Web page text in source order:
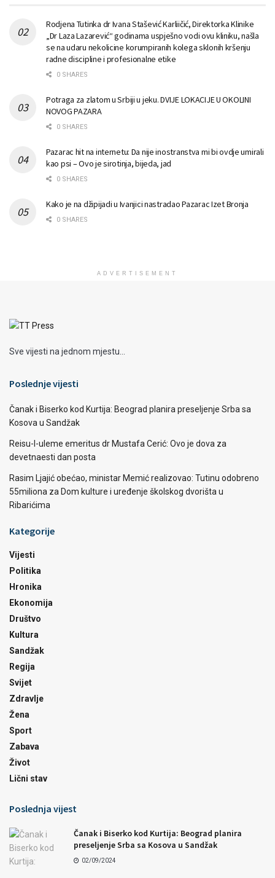
Rodjena Tutinka dr Ivana Stašević Karliičić, Direktorka Klinike
„Dr Laza Lazarević“ godinama uspješno vodi ovu kliniku, našla
se na udaru nekolicine korumpiranih kolega sklonih kršenju
radne discipline i profesionalne etike
0 SHARES
Potraga za zlatom u Srbiji u jeku. DVIJE LOKACIJE U OKOLINI
NOVOG PAZARA
0 SHARES
Pazarac hit na internetu: Da nije inostranstva mi bi ovdje umirali
kao psi – Ovo je sirotinja, bijeda, jad
0 SHARES
Kako je na džipijadi u Ivanjici nastradao Pazarac Izet Bronja
0 SHARES
ADVERTISEMENT
Sve vijesti na jednom mjestu...
Poslednje vijesti
Čanak i Biserko kod Kurtija: Beograd planira preseljenje Srba sa
Kosova u Sandžak
Reisu-l-uleme emeritus dr Mustafa Cerić: Ovo je dova za
devetnaesti dan posta
Rasim Ljajić obećao, ministar Memić realizovao: Tutinu odobreno
55miliona za Dom kulture i uređenje školskog dvorišta u
Ribarićima
Kategorije
Vijesti
Politika
Hronika
Ekonomija
Društvo
Kultura
Sandžak
Regija
Svijet
Zdravlje
Žena
Sport
Zabava
Život
Lični stav
Poslednja vijest
Čanak i Biserko kod Kurtija: Beograd planira
preseljenje Srba sa Kosova u Sandžak
02/09/2024